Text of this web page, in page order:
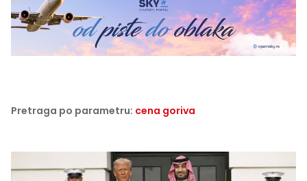
Pretraga po parametru: cena goriva